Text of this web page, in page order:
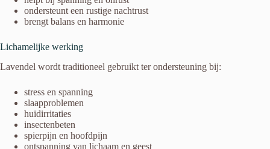
ondersteunt een rustige nachtrust
brengt balans en harmonie
Lichamelijke werking
Lavendel wordt traditioneel gebruikt ter ondersteuning bij:
stress en spanning
slaapproblemen
huidirritaties
insectenbeten
spierpijn en hoofdpijn
ontspanning van lichaam en geest